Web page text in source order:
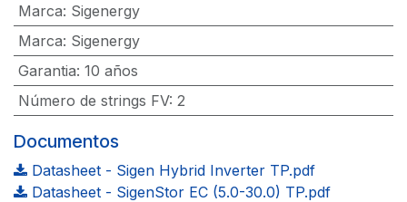
Marca: Sigenergy
Marca: Sigenergy
Garantia: 10 años
Número de strings FV: 2
Documentos
Datasheet - Sigen Hybrid Inverter TP.pdf
Datasheet - SigenStor EC (5.0-30.0) TP.pdf